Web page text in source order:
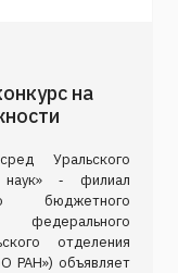
на
Уральского
наук» ‑ филиал
бюджетного
отделения
РАН») объявляет